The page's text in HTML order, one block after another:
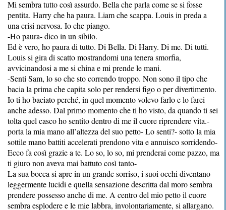
Mi sembra tutto così assurdo. Bella che parla come se si fosse
pentita. Harry che ha paura. Liam che scappa. Louis in preda a
una crisi nervosa. Io che piango.
-Ho paura- dico in un sibilo.
Ed è vero, ho paura di tutto. Di Bella. Di Harry. Di me. Di tutti.
Louis si gira di scatto mostrandomi una tenera smorfia,
avvicinandosi a me si china e mi prende le mani.
-Senti Sam, lo so che sto correndo troppo. Non sono il tipo che
bacia la prima che capita solo per rendersi figo o per divertimento.
Io ti ho baciato perché, in quel momento volevo farlo e lo farei
anche adesso. Dal primo momento che ti ho visto, da quando ti sei
tolta quel casco ho sentito dentro di me il cuore riprendere vita.-
porta la mia mano all’altezza del suo petto- Lo senti?- sotto la mia
sottile mano battiti accelerati prendono vita e annuisco sorridendo-
Ecco fa così grazie a te. Lo so, lo so, mi prenderai come pazzo, ma
ti giuro non aveva mai battuto così tanto-
La sua bocca si apre in un grande sorriso, i suoi occhi diventano
leggermente lucidi e quella sensazione descritta dal moro sembra
prendere possesso anche di me. A centro del mio petto il cuore
sembra esplodere e le mie labbra, involontariamente, si allargano.